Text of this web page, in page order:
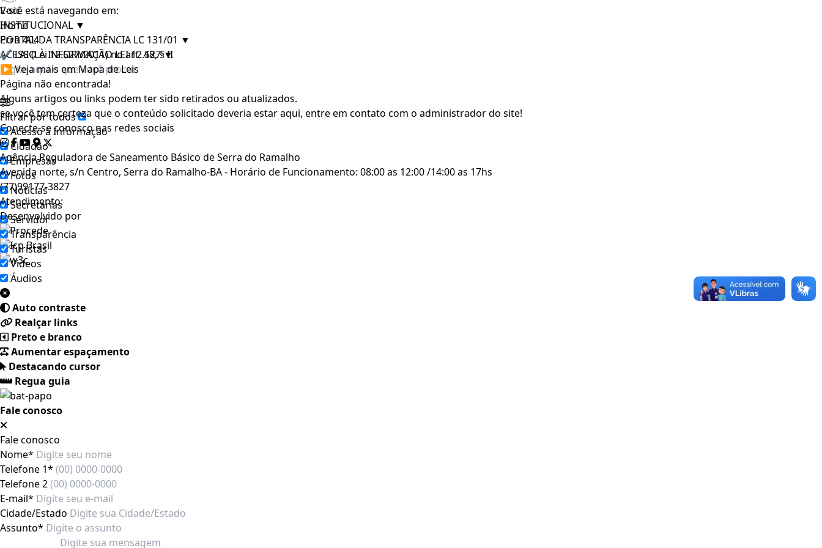
E-sic
INSTITUCIONAL ▼
PORTAL DA TRANSPARÊNCIA LC 131/01 ▼
ACESSO À INFORMAÇÃO LEI 12.527▼
Filtrar por todos
Acesso à Informação
Cidadão
Empresas
Fotos
Notícias
Secretarias
Servidor
Transparência
Turistas
Videos
Áudios
Auto contraste
Realçar links
Preto e branco
Aumentar espaçamento
Destacando cursor
Regua guia
Fale conosco
Fale conosco
Nome*
Telefone 1*
Telefone 2
E-mail*
Cidade/Estado
Assunto*
Você está navegando em:
Home
Erro 404
✔ LAI (Lei 12.527/2011) no art. 48, § II
▶ Veja mais em Mapa de Leis
Página não encontrada!
Alguns artigos ou links podem ter sido retirados ou atualizados.
se você tem certeza que o conteúdo solicitado deveria estar aqui, entre em contato com o administrador do site!
Conecte-se conosco nas redes sociais
Agência Reguladora de Saneamento Básico de Serra do Ramalho
Avenida norte, s/n Centro, Serra do Ramalho-BA - Horário de Funcionamento: 08:00 as 12:00 /14:00 as 17hs
(77)99177-3827
Atendimento:
Desenvolvido por